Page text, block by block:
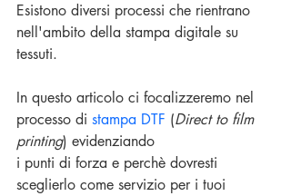
Esistono diversi processi che rientrano
nell'ambito della stampa digitale su
tessuti.
In questo articolo ci focalizzeremo nel
processo di stampa DTF (Direct to film
printing) evidenziando
i punti di forza e perchè dovresti
sceglierlo come servizio per i tuoi